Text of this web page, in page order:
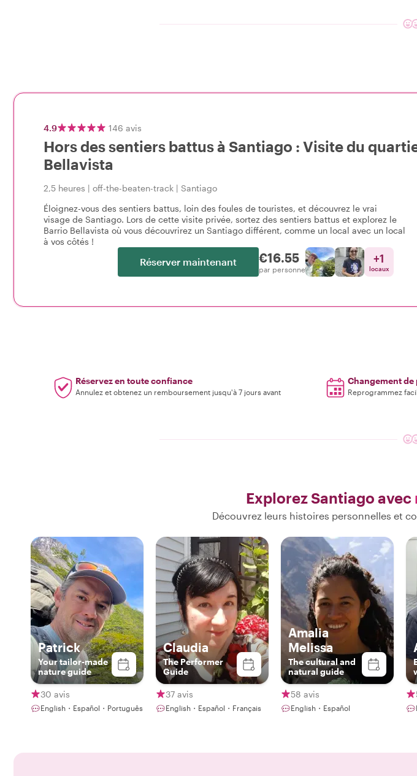
4.9 146 avis
Hors des sentiers battus à Santiago : Visite du
Bellavista
2,5 heures | off-the-beaten-track | Santiago
Éloignez-vous des sentiers battus, loin des foules de touristes, et découvrez le vrai
visage de Santiago. Lors de cette visite privée, sortez des sentiers battus et explorez le
Barrio Bellavista où vous découvrirez un Santiago différent, comme un local avec un local
à vos côtés !
Réserver maintenant €16.55
par personne
+1
locaux
Réservez en toute confiance
Annulez et obtenez un remboursement jusqu'à 7 jours avant
Changement de
Reprogrammez
Explorez Santiago avec
Découvrez leurs histoires personnelles et
Patrick
Your tailor-made
nature guide
30 avis
English・Español・Português
Claudia
The Performer
Guide
37 avis
English・Español・Français
Amalia
Melissa
The cultural and
natural guide
58 avis
English・Español